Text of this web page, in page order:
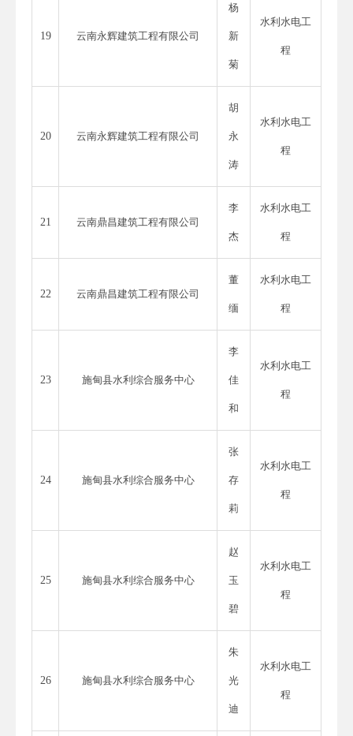
19 云南永辉建筑工程有限公司
杨
新
菊
水利水电工
程
20 云南永辉建筑工程有限公司
胡
永
涛
水利水电工
程
21 云南鼎昌建筑工程有限公司
李
杰
水利水电工
程
22 云南鼎昌建筑工程有限公司
董
缅
水利水电工
程
23 施甸县水利综合服务中心
李
佳
和
水利水电工
程
24 施甸县水利综合服务中心
张
存
莉
水利水电工
程
25 施甸县水利综合服务中心
赵
玉
碧
水利水电工
程
26 施甸县水利综合服务中心
朱
光
迪
水利水电工
程